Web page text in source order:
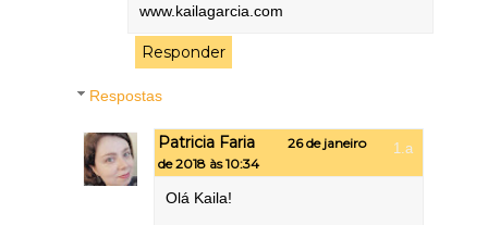
www.kailagarcia.com
Responder
Respostas
Patricia Faria
26 de janeiro
de 2018 às 10:34
Olá Kaila!